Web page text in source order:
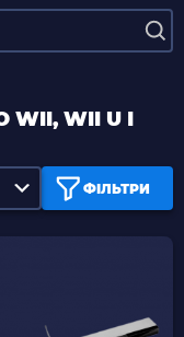
WII U І
ФІЛЬТРИ